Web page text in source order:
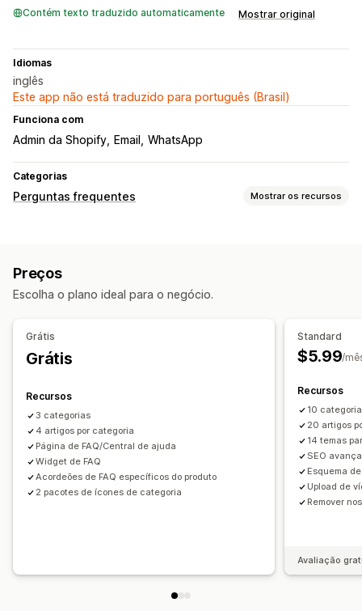
Contém texto traduzido automaticamente Mostrar original
Idiomas
inglês
Este app não está traduzido para português (Brasil)
Funciona com
Admin da Shopify Email WhatsApp
Categorias
Perguntas frequentes Mostrar os recursos
Em vários idiomas
Página de perguntas frequentes
Barra de pesquisa
Preços
Escolha o plano ideal para o negócio.
Grátis
Grátis
Recursos
3 categorias
4 artigos por categoria
Página de FAQ/Central de ajuda
Widget de FAQ
Acordeões de FAQ específicos do produto
2 pacotes de ícones de categoria
Standard
$5.99/
Recursos
10
20 artigos
14 temas
SEO
Esquema
Upload de
Remover
Avaliação